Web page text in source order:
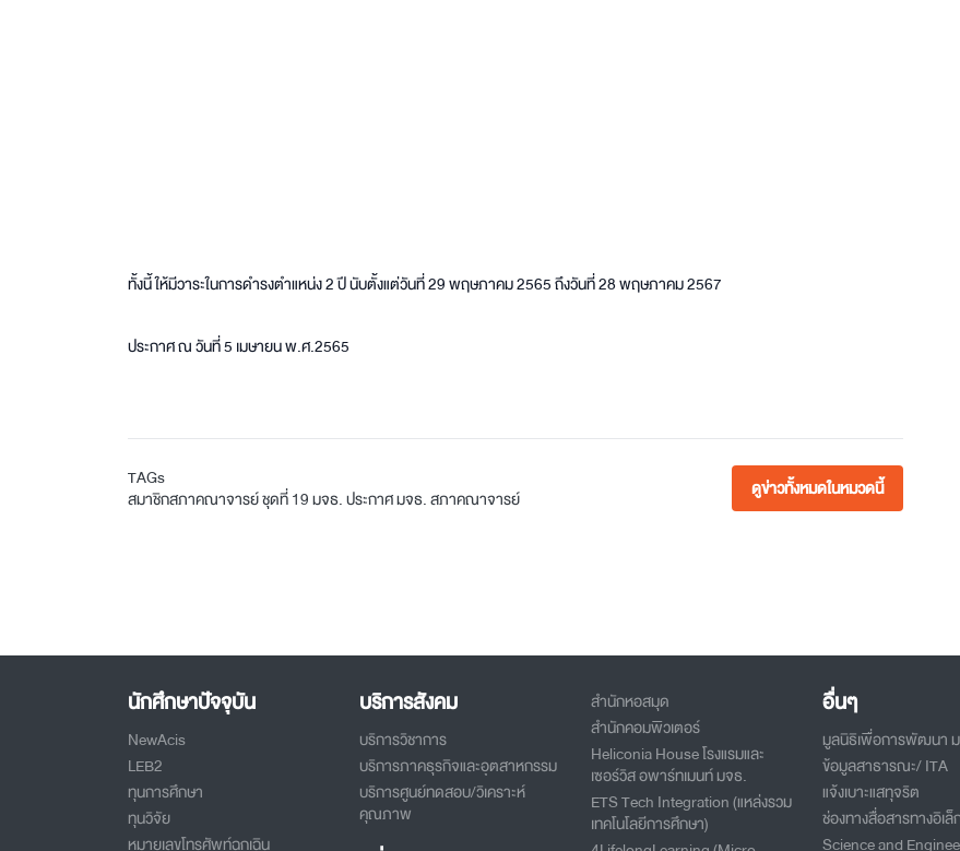
ทั้งนี้ ให้มีวาระในการดำรงตำแหน่ง 2 ปี นับตั้งแต่วันที่ 29 พฤษภาคม 2565 ถึงวันที่ 28 พฤษภาคม 2567
ประกาศ ณ วันที่ 5 เมษายน พ.ศ.2565
TAGs
สมาชิกสภาคณาจารย์ชุดที่ 19มจธ.ประกาศ มจธ.สภาคณาจารย์ ดูข่าวทั้งหมดในหมวดนี้
นักศึกษาปัจจุบัน
NewAcis
LEB2
ทุนการศึกษา
ทุนวิจัย
หมายเลขโทรศัพท์ฉุกเฉิน
บริการสังคม
บริการวิชาการ
บริการภาคธุรกิจและอุตสาหกรรม
บริการศูนย์ทดสอบ/วิเคราะห์
คุณภาพ
สำนักหอสมุด
สำนักคอมพิวเตอร์
Heliconia House โรงแรมและ
เซอร์วิส อพาร์ทเมนท์ มจธ.
ETS Tech Integration (แหล่งรวม
เทคโนโลยีการศึกษา)
อื่นๆ
มูลนิธิเพื่อการพัฒนา
ข้อมูลสาธารณะ/ ITA
แจ้งเบาะแสทุจริต
ช่องทางสื่อสารทางอิเ
Science and